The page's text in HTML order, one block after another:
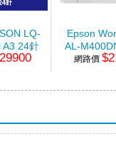
LQ-
A3 24針
印表機
Epson
AL-
表
網路價